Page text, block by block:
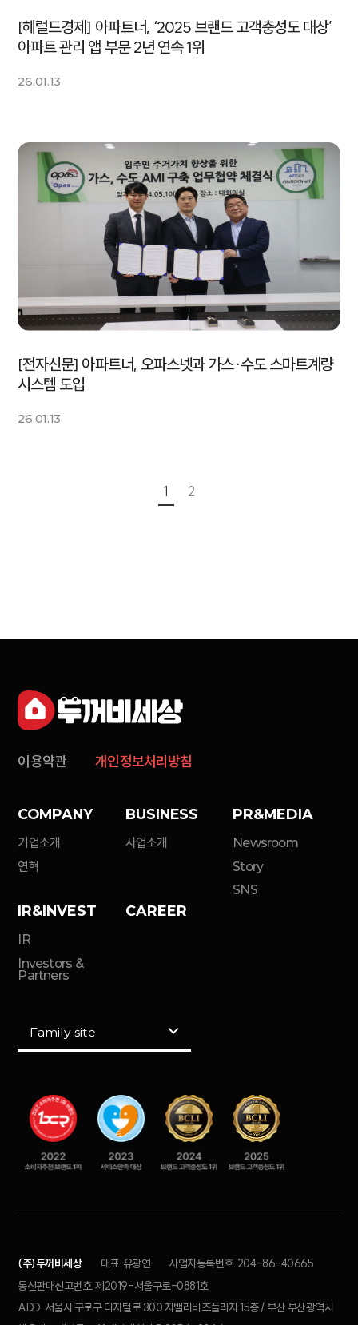
[헤럴드경제] 아파트너, ‘2025 브랜드 고객충성도 대상’
아파트 관리 앱 부문 2년 연속 1위
26.01.13
[전자신문] 아파트너, 오파스넷과 가스·수도 스마트계량
시스템 도입
26.01.13
1 2
이용약관 개인정보처리방침
COMPANY
기업소개
연혁
BUSINESS
사업소개
PR&MEDIA
Newsroom
Story
SNS
IR&INVEST
IR
Investors &
Partners
CAREER
Family site
(주)두꺼비세상 대표. 유광연
사업자등록번호. 204-86-40665
통신판매신고번호. 제2019-서울구로-0881호
ADD. 서울시 구로구 디지털로 300 지밸리비즈플라자 15층 / 부산 부산광역시